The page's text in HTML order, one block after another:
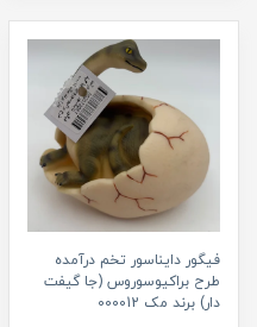
فیگور دایناسور تخم درآمده
طرح براکیوسوروس (جا گیفت
دار) برند مک 000012